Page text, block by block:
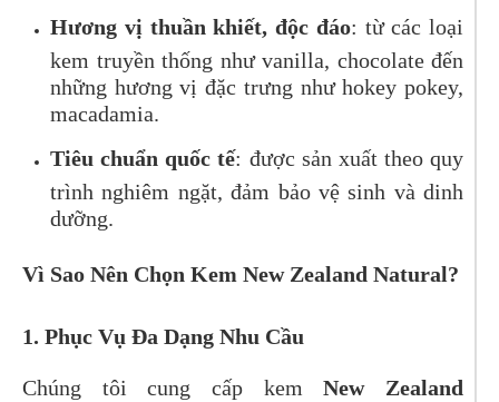
Hương vị thuần khiết, độc đáo: từ các loại
kem truyền thống như vanilla, chocolate đến
những hương vị đặc trưng như hokey pokey,
macadamia.
Tiêu chuẩn quốc tế: được sản xuất theo quy
trình nghiêm ngặt, đảm bảo vệ sinh và dinh
dưỡng.
Vì Sao Nên Chọn Kem New Zealand Natural?
1. Phục Vụ Đa Dạng Nhu Cầu
Chúng tôi cung cấp kemNew Zealand